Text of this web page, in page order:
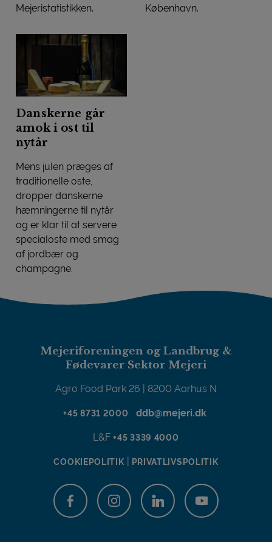
Mejeristatistikken.
København.
Danskerne går
amok i ost til
nytår
Mens julen præges af
traditionelle oste,
dropper danskerne
hæmningerne til nytår
og er klar til at servere
specialoste med smag
af jordbær og
champagne.
Mejeriforeningen og Landbrug &
Fødevarer Sektor Mejeri
Agro Food Park 26 | 8200 Aarhus N
+45 8731 2000 ddb@mejeri.dk
L&F+45 3339 4000
COOKIEPOLITIK PRIVATLIVSPOLITIK